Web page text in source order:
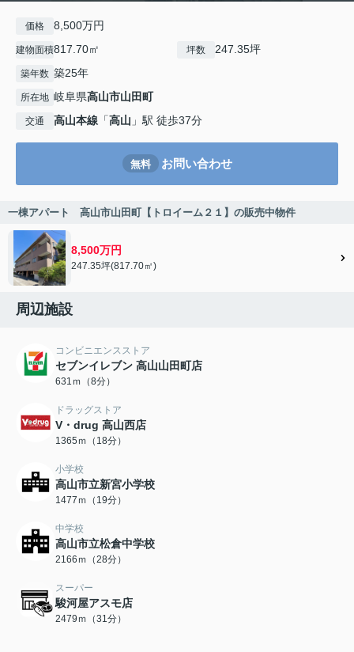
価格 8,500万円
建物面積817.70㎡ 坪数 247.35坪
築年数 築25年
所在地 岐阜県高山市山田町
交通 高山本線 「高山 」駅 徒歩37分
無料 お問い合わせ
一棟アパート 高山市山田町【トロイーム２１】の販売中物件
8,500万円
247.35坪(817.70㎡)
周辺施設
コンビニエンスストア
セブンイレブン 高山山田町店
631ｍ（8分）
ドラッグストア
V・drug 高山西店
1365ｍ（18分）
小学校
高山市立新宮小学校
1477ｍ（19分）
中学校
高山市立松倉中学校
2166ｍ（28分）
スーパー
駿河屋アスモ店
2479ｍ（31分）